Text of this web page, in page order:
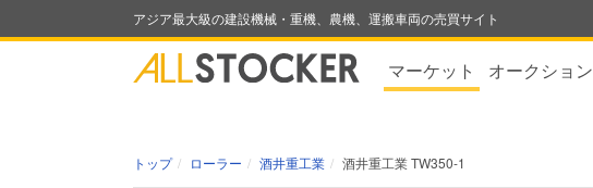
アジア最大級の建設機械・重機、農機、運搬車両の売買サイト
マーケット オークション
トップ ローラー 酒井重工業 酒井重工業 TW350-1